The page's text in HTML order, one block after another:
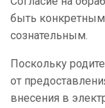
быть
сознательным.
Поскольку
от
внесения в